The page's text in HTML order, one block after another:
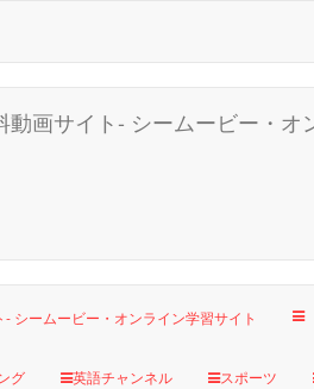
グ 英語チャンネル スポーツ